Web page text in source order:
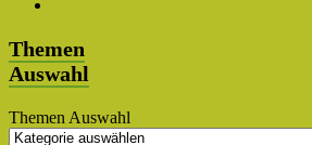
Themen
Auswahl
Themen Auswahl